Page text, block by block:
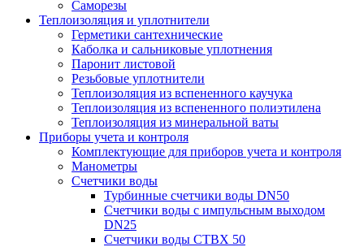
Саморезы
Теплоизоляция и уплотнители
Герметики сантехнические
Каболка и сальниковые уплотнения
Паронит листовой
Резьбовые уплотнители
Теплоизоляция из вспененного каучука
Теплоизоляция из вспененного полиэтилена
Теплоизоляция из минеральной ваты
Приборы учета и контроля
Комплектующие для приборов учета и контроля
Манометры
Счетчики воды
Турбинные счетчики воды DN50
Счетчики воды с импульсным выходом
DN25
Счетчики воды СТВХ 50